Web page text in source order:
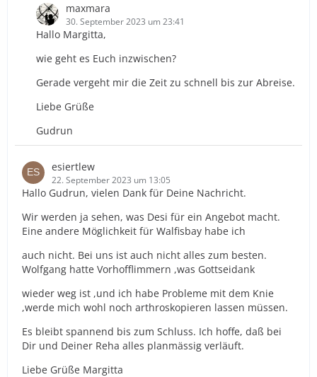
maxmara
30. September 2023 um 23:41
Hallo Margitta,
wie geht es Euch inzwischen?
Gerade vergeht mir die Zeit zu schnell bis zur Abreise.
Liebe Grüße
Gudrun
esiertlew
22. September 2023 um 13:05
Hallo Gudrun, vielen Dank für Deine Nachricht.
Wir werden ja sehen, was Desi für ein Angebot macht.
Eine andere Möglichkeit für Walfisbay habe ich
auch nicht. Bei uns ist auch nicht alles zum besten.
Wolfgang hatte Vorhofflimmern ,was Gottseidank
wieder weg ist ,und ich habe Probleme mit dem Knie
,werde mich wohl noch arthroskopieren lassen müssen.
Es bleibt spannend bis zum Schluss. Ich hoffe, daß bei
Dir und Deiner Reha alles planmässig verläuft.
Liebe Grüße Margitta